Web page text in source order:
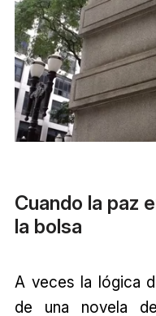
Cuando la paz
la bolsa
A veces la lógica
de una novela